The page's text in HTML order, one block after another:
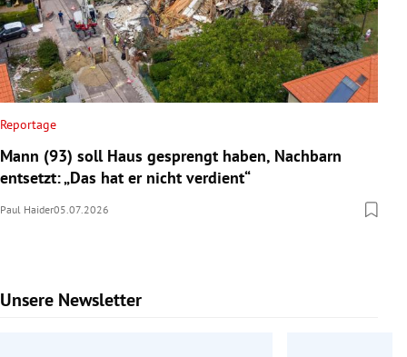
Reportage
Mann (93) soll Haus gesprengt haben, Nachbarn
entsetzt: „Das hat er nicht verdient“
Paul Haider05.07.2026
Unsere Newsletter
Slide 1 von 9